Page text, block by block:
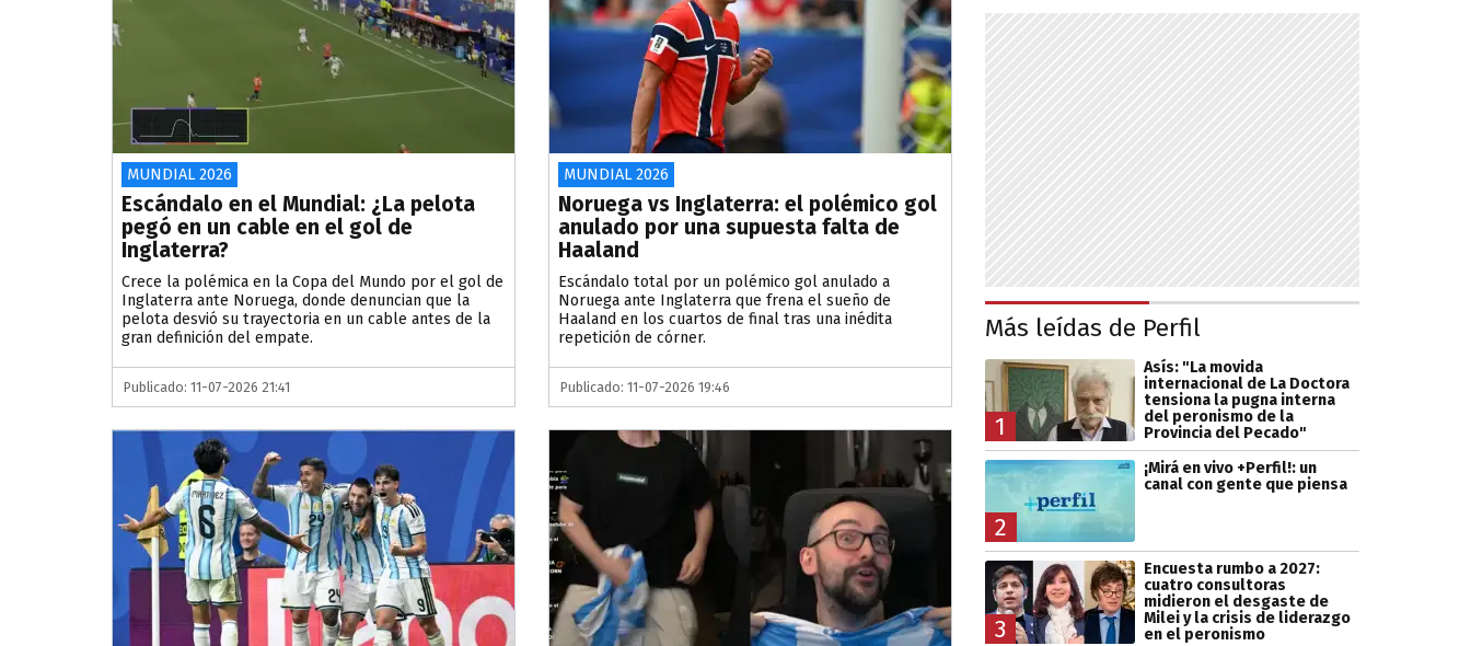
MUNDIAL 2026
Escándalo en el Mundial: ¿La pelota
pegó en un cable en el gol de
Inglaterra?
Crece la polémica en la Copa del Mundo por el gol de
Inglaterra ante Noruega, donde denuncian que la
pelota desvió su trayectoria en un cable antes de la
gran definición del empate.
Publicado: 11-07-2026 21:41
MUNDIAL 2026
Noruega vs Inglaterra: el polémico gol
anulado por una supuesta falta de
Haaland
Escándalo total por un polémico gol anulado a
Noruega ante Inglaterra que frena el sueño de
Haaland en los cuartos de final tras una inédita
repetición de córner.
Publicado: 11-07-2026 19:46
Más leídas de Perfil
1
Asís: "La movida
internacional de La Doctora
tensiona la pugna interna
del peronismo de la
Provincia del Pecado"
2
¡Mirá en vivo +Perfil!: un
canal con gente que piensa
3
Encuesta rumbo a 2027:
cuatro consultoras
midieron el desgaste de
Milei y la crisis de liderazgo
en el peronismo